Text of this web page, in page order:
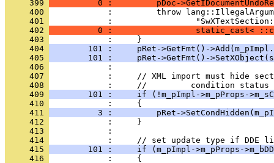
     399
0 :         pDoc-
     400
     401
     402
0 :                 static_cast<
     403
     404
101 :     pRet->GetFmt()-
     405
101 :     pRet->GetFmt()-
     406
     407
     408
     409
101 :     if (!m_pImpl->m_pProps-
     410
     411
3 :         pRet-
     412
     413
     414
     415
101 :     if (m_pImpl->m_pProps-
     416